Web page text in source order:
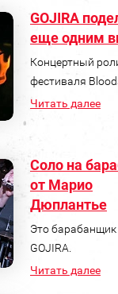
GOJIRA
еще одним
Концертный
фестиваля
Читать далее
Соло на
от Марио
Дюплантье
Это
GOJIRA.
Читать далее